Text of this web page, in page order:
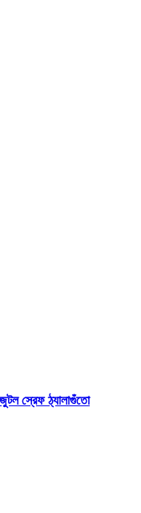
স্রেফ ঠ্যালাগুঁতো